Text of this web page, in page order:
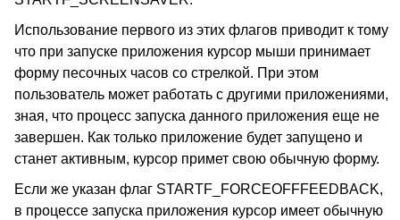
Использование первого из этих флагов приводит к тому
что при запуске приложения курсор мыши принимает
форму песочных часов со стрелкой. При этом
пользователь может работать с другими приложениями,
зная, что процесс запуска данного приложения еще не
завершен. Как только приложение будет запущено и
станет активным, курсор примет свою обычную форму.
Если же указан флаг STARTF_FORCEOFFFEEDBACK,
в процессе запуска приложения курсор имеет обычную